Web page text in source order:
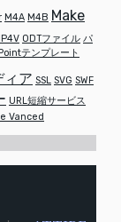
M4A M4B Make
ODTファイル パ
テンプレート
ィア SSL SVG SWF
URL短縮サービス
Vanced